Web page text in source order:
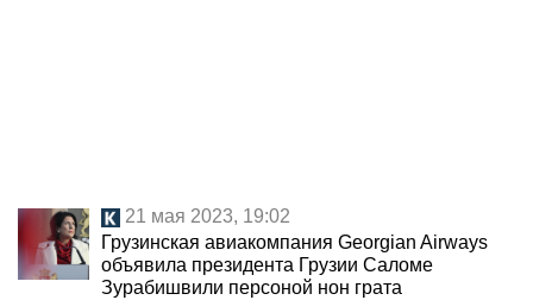
21 мая 2023, 19:02
Грузинская авиакомпания Georgian Airways
объявила президента Грузии Саломе
Зурабишвили персоной нон грата